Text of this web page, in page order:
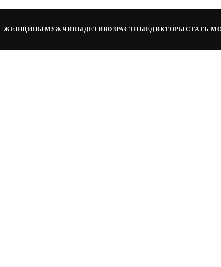
ЖЕНЩИНЫМУЖЧИНЫ ДЕТИВОЗРАСТНЫЕДИКТОРЫСТАТЬ